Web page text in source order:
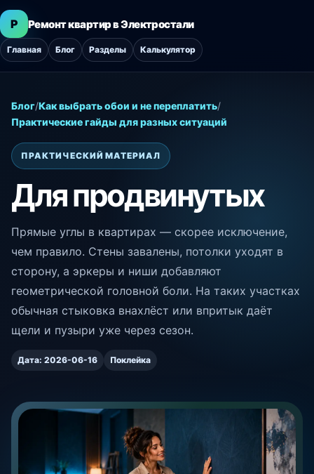
Р Ремонт квартир в Электростали
Главная Блог Разделы Калькулятор
Блог/Как выбрать обои и не переплатить/
Практические гайды для разных ситуаций
ПРАКТИЧЕСКИЙ МАТЕРИАЛ
Для продвинутых
Прямые углы в квартирах — скорее исключение,
чем правило. Стены завалены, потолки уходят в
сторону, а эркеры и ниши добавляют
геометрической головной боли. На таких участках
обычная стыковка внахлёст или впритык даёт
щели и пузыри уже через сезон.
Дата: 2026-06-16 Поклейка